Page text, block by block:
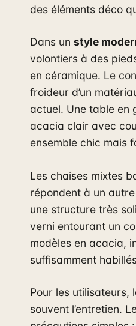
des éléments déco
Dans un style
volontiers à des
en céramique. Le
froideur d’un
actuel. Une table en
acacia clair avec
ensemble chic mais
Les chaises mixtes
répondent à un
une structure très
verni entourant un
modèles en acacia,
suffisamment
Pour les utilisateurs,
souvent l’entretien.